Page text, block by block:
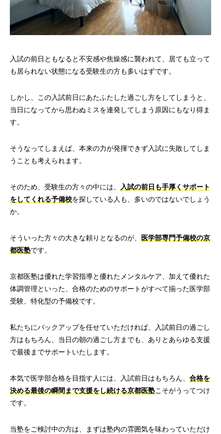
入試の前日ともなると不安感や焦燥感に襲われて、居ても立って
も居られない状態になる受験生の方も多いはずです。
しかし、この入試前日にあたふたした過ごし方をしてしまうと、
当日になってから思わぬミスを連発してしまう原因にもなり得ま
す。
そうなってしまえば、本来の力が発揮できず入試に失敗してしま
うことも考えられます。
そのため、受験生の方々の中には、 入試の前日も手厚くサポート
をしてくれる予備校を探している人も、多いのではないでしょう
か。
そういった方々の大きな頼りとなるのが、
医学部専門予備校の京
都医塾です。
京都医塾は優れた学習指導と優れたメンタルケア、加えて優れた
体調管理といった、合格のためのサポートがすべて揃った医学部
受験、特化型の予備校です。
私たちにバックアップを任せていただければ、入試前日の過ごし
方はもちろん、当日の朝の過ごし方までも、ありとあらゆる支援
で最後までサポートいたします。
本気で医学部合格を目指す人には、入試前日はもちろん、 合格を
決める最後の瞬間まで支援をし続ける京都医塾こそがうってつけ
です。
当塾をご検討中の方は、まずは塾内の雰囲気を味わっていただけ